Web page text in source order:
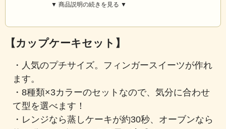
島を除く）★★▼ 商品説明の続きを見る ▼
【カップケーキセット】
・人気のプチサイズ。フィンガースイーツが作れ
ます。
・8種類×3カラーのセットなので、気分に合わせ
て型を選べます！
・レンジなら蒸しケーキが約30秒、オーブンなら